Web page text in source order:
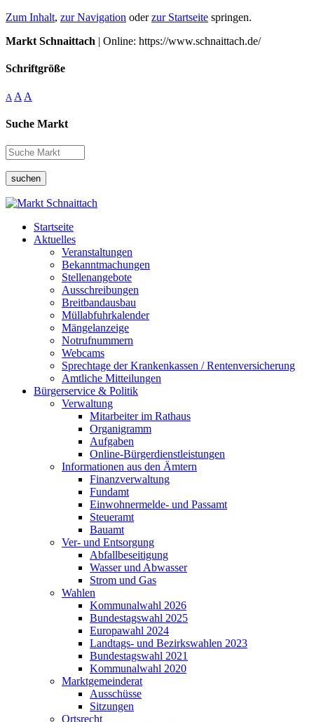
Zum Inhalt, zur Navigation oderzur Startseite springen.
Markt Schnaittach | Online: https://www.schnaittach.de/
Schriftgröße
A A A
Suche Markt
suchen
Startseite
Aktuelles
Veranstaltungen
Bekanntmachungen
Stellenangebote
Ausschreibungen
Breitbandausbau
Müllabfuhrkalender
Mängelanzeige
Notrufnummern
Webcams
Sprechtage der Krankenkassen / Rentenversicherung
Amtliche Mitteilungen
Bürgerservice & Politik
Verwaltung
Mitarbeiter im Rathaus
Organigramm
Aufgaben
Online-Bürgerdienstleistungen
Informationen aus den Ämtern
Finanzverwaltung
Fundamt
Einwohnermelde- und Passamt
Steueramt
Bauamt
Ver- und Entsorgung
Abfallbeseitigung
Wasser und Abwasser
Strom und Gas
Wahlen
Kommunalwahl 2026
Bundestagswahl 2025
Europawahl 2024
Landtags- und Bezirkswahlen 2023
Bundestagswahl 2021
Kommunalwahl 2020
Marktgemeinderat
Ausschüsse
Sitzungen
Ortsrecht